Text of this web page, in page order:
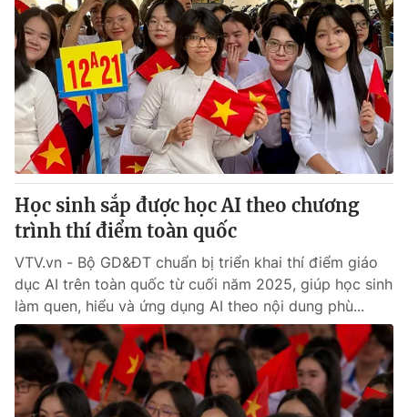
Học sinh sắp được học AI theo chương
trình thí điểm toàn quốc
VTV.vn - Bộ GD&ĐT chuẩn bị triển khai thí điểm giáo
dục AI trên toàn quốc từ cuối năm 2025, giúp học sinh
làm quen, hiểu và ứng dụng AI theo nội dung phù...